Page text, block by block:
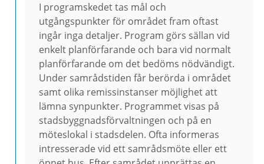
I programskedet tas mål och
utgångspunkter för området fram oftast
ingår inga detaljer. Program görs sällan vid
enkelt planförfarande och bara vid normalt
planförfarande om det bedöms nödvändigt.
Under samrådstiden får berörda i området
samt olika remissinstanser möjlighet att
lämna synpunkter. Programmet visas på
stadsbyggnadsförvaltningen och på en
möteslokal i stadsdelen. Ofta informeras
intresserade vid ett samrådsmöte eller ett